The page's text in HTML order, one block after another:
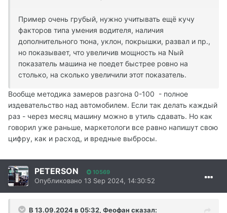
Пример очень грубый, нужно учитывать ещё кучу
факторов типа умения водителя, наличия
дополнительного тюна, уклон, покрышки, развал и пр.,
но показывает, что увеличив мощность на Nый
показатель машина не поедет быстрее ровно на
столько, на сколько увеличили этот показатель.
Вообще методика замеров разгона 0-100 - полное
издевательство над автомобилем. Если так делать каждый
раз - через месяц машину можно в утиль сдавать. Но как
говорил уже раньше, маркетологи все равно напишут свою
цифру, как и расход, и вредные выбросы.
PETERSON 10569
Опубликовано 13 Sep 2024, 14:30:52
В 13.09.2024 в 05:32, Феофан сказал: